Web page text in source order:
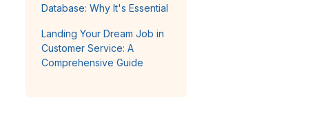
Database: Why It's Essential
Landing Your Dream Job in
Customer Service: A
Comprehensive Guide